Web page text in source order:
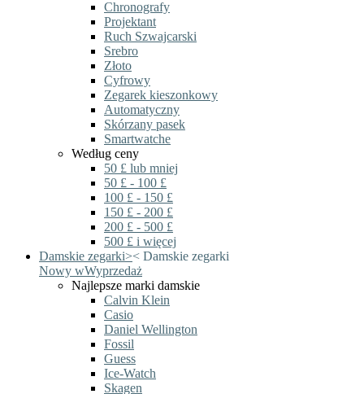
Chronografy
Projektant
Ruch Szwajcarski
Srebro
Złoto
Cyfrowy
Zegarek kieszonkowy
Automatyczny
Skórzany pasek
Smartwatche
Według ceny
50 £ lub mniej
50 £ - 100 £
100 £ - 150 £
150 £ - 200 £
200 £ - 500 £
500 £ i więcej
Damskie zegarki>< Damskie zegarki
Nowy wWyprzedaż
Najlepsze marki damskie
Calvin Klein
Casio
Daniel Wellington
Fossil
Guess
Ice-Watch
Skagen